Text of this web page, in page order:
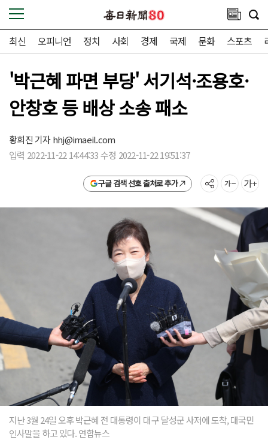
최신 오피니언 정치 사회 경제 국제 문화 스포츠
'박근혜 파면 부당' 서기석·조용호·
안창호 등 배상 소송 패소
황희진 기자hhj@imaeil.com
입력 2022-11-22 14:44:33 수정 2022-11-22 19:51:37
구글 검색 선호 출처로 추가
지난 3월 24일 오후 박근혜 전 대통령이 대구 달성군 사저에 도착, 대국민
인사말을 하고 있다. 연합뉴스